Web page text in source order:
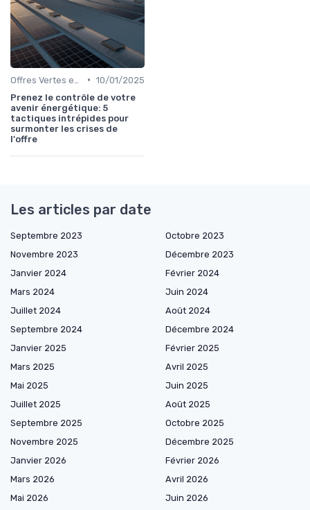
• 10/01/2025
Prenez le contrôle de votre
avenir énergétique: 5
tactiques intrépides pour
surmonter les crises de
l'offre
Les articles par date
Septembre 2023
Octobre 2023
Novembre 2023
Décembre 2023
Janvier 2024
Février 2024
Mars 2024
Juin 2024
Juillet 2024
Août 2024
Septembre 2024
Décembre 2024
Janvier 2025
Février 2025
Mars 2025
Avril 2025
Mai 2025
Juin 2025
Juillet 2025
Août 2025
Septembre 2025
Octobre 2025
Novembre 2025
Décembre 2025
Janvier 2026
Février 2026
Mars 2026
Avril 2026
Mai 2026
Juin 2026